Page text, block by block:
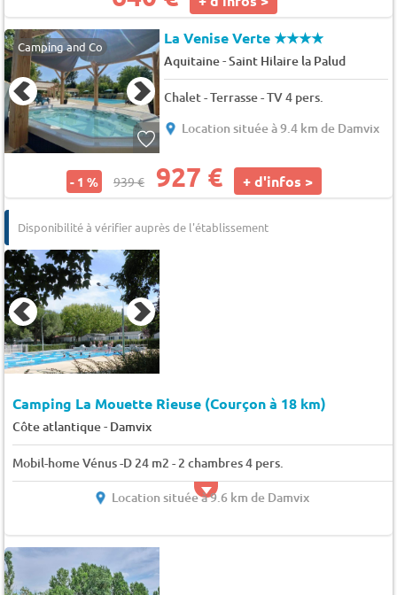
Camping and Co La Venise Verte★★★★
Aquitaine-Saint Hilaire la Palud
Chalet - Terrasse - TV 4 pers.
Location située à 9.4 km de Damvix
- 1 % 939 € 927 € + d'infos >
Disponibilité à vérifier auprès de l'établissement
Camping La Mouette Rieuse (Courçon à 18 km)
Côte atlantique- Damvix
Mobil-home Vénus -D 24 m2 - 2 chambres 4 pers.
Location située à 9.6 km de Damvix